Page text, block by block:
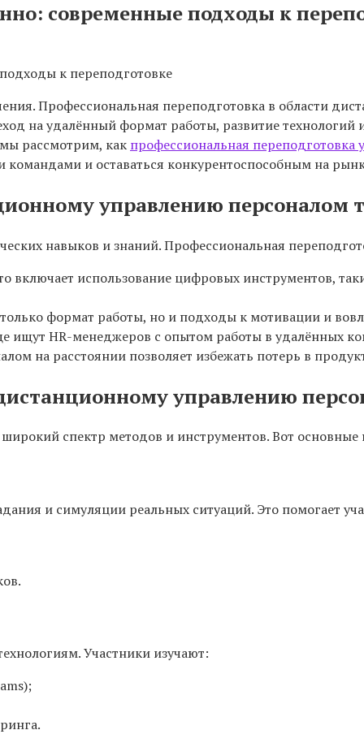
современные подходы к
Профессиональная переподготовка в области
на удалённый формат работы, развитие технологий
рассмотрим, как профессиональная
и оставаться конкурентоспособным на
управлению персоналом
навыков и знаний. Профессиональная
включает использование цифровых инструментов,
формат работы, но и подходы к мотивации и
ищут HR-менеджеров с опытом работы в удалённых
на расстоянии позволяет избежать потерь в
управлению
спектр методов и инструментов. Вот
и симуляции реальных ситуаций. Это помогает
Участники изучают: